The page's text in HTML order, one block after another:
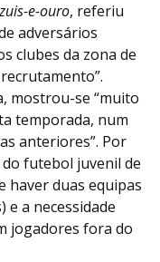
e-ouro, referiu
adversários
clubes da zona de
mostrou-se “muito
temporada, num
anteriores”. Por
futebol juvenil de
haver duas equipas
e a necessidade
jogadores fora do